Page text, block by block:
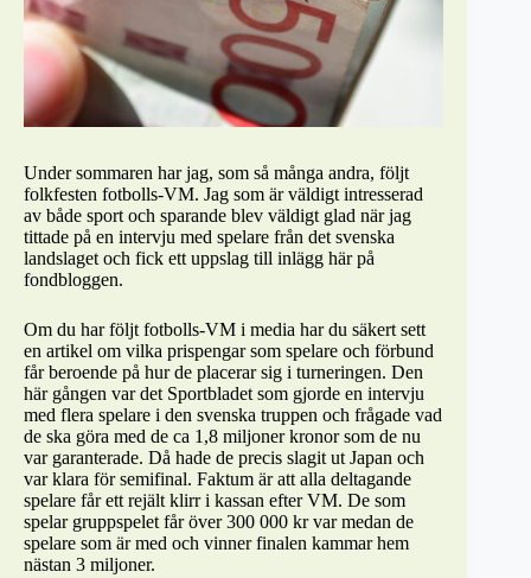
Under sommaren har jag, som så många andra, följt
folkfesten fotbolls-VM. Jag som är väldigt intresserad
av både sport och sparande blev väldigt glad när jag
tittade på en intervju med spelare från det svenska
landslaget och fick ett uppslag till inlägg här på
fondbloggen.
Om du har följt fotbolls-VM i media har du säkert sett
en artikel om vilka prispengar som spelare och förbund
får beroende på hur de placerar sig i turneringen. Den
här gången var det Sportbladet som gjorde en intervju
med flera spelare i den svenska truppen och frågade vad
de ska göra med de ca 1,8 miljoner kronor som de nu
var garanterade. Då hade de precis slagit ut Japan och
var klara för semifinal. Faktum är att alla deltagande
spelare får ett rejält klirr i kassan efter VM. De som
spelar gruppspelet får över 300 000 kr var medan de
spelare som är med och vinner finalen kammar hem
nästan 3 miljoner.